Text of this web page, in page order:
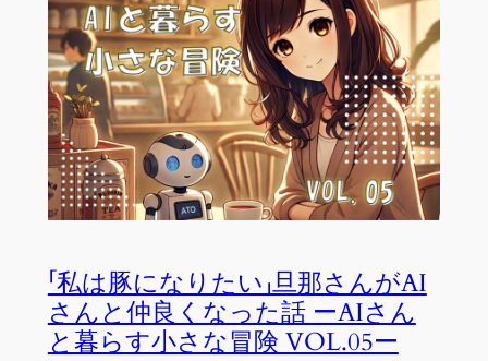
「私は豚になりたい」旦那さんがAI
さんと仲良くなった話 ーAIさん
と暮らす小さな冒険 VOL.05ー